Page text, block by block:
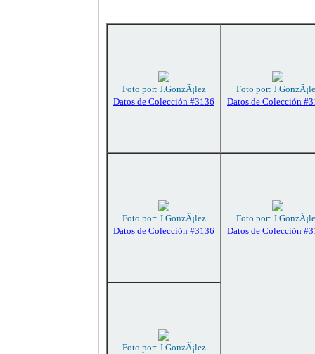
Foto por: J.GonzÃ¡lez
Datos de Colección #3136
Foto por:
Datos de Colección
Foto por: J.GonzÃ¡lez
Datos de Colección #3136
Foto por:
Datos de Colección
Foto por: J.GonzÃ¡lez